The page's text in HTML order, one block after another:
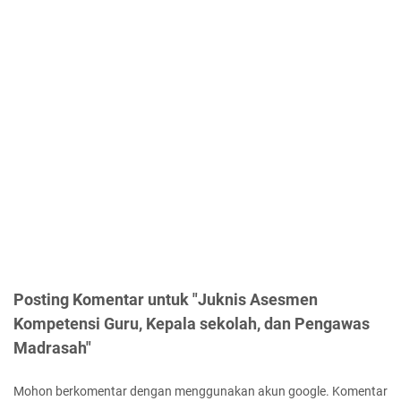
Posting Komentar untuk "Juknis Asesmen
Kompetensi Guru, Kepala sekolah, dan Pengawas
Madrasah"
Mohon berkomentar dengan menggunakan akun google. Komentar